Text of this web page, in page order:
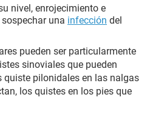
nivel, enrojecimiento e
una infección del
pueden ser particularmente
sinoviales que pueden
pilonidales en las nalgas
los quistes en los pies que